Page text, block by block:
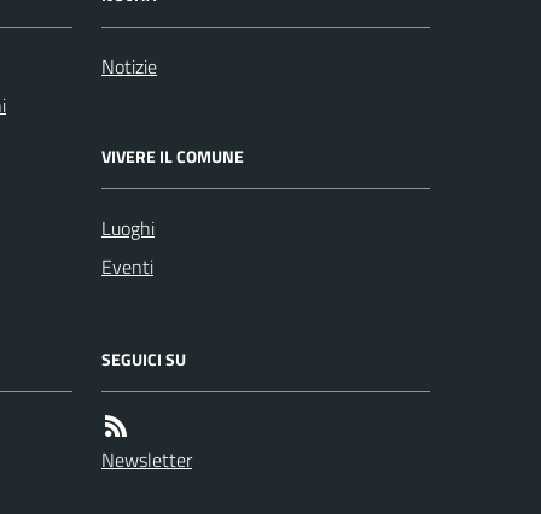
Notizie
VIVERE IL COMUNE
Luoghi
Eventi
SEGUICI SU
Newsletter